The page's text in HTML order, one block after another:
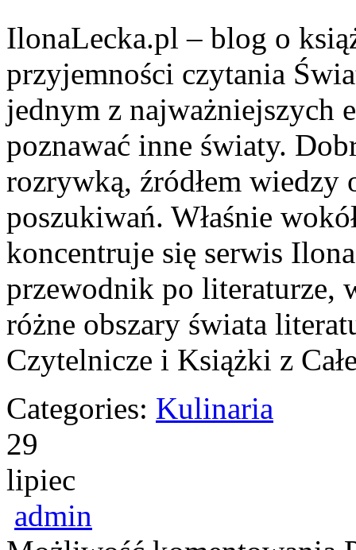
IlonaLecka.pl – blog o
przyjemności czytania
jednym z najważniejszych
poznawać inne światy.
rozrywką, źródłem wiedzy
poszukiwań. Właśnie
koncentruje się serwis
przewodnik po literaturze,
różne obszary świata
Czytelnicze i Książki z
Categories: Kulinaria
29
lipiec
admin